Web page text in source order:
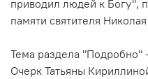
приводил людей к Богу",
памяти святителя
Тема раздела "Подробно"
Очерк Татьяны